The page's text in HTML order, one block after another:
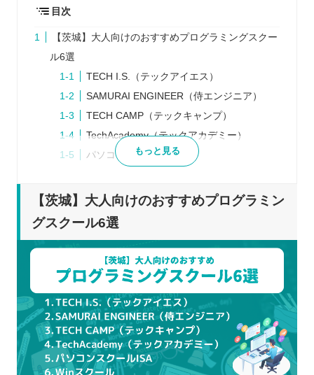
目次
【茨城】大人向けのおすすめプログラミングスクー
ル6選
TECH I.S.（テックアイエス）
SAMURAI ENGINEER（侍エンジニア）
TECH CAMP（テックキャンプ）
TechAcademy（テックアカデミー）
パソコンスクールISA
プログラミングスクールを検討するときの5つのポ
説明会などに参加して講師から話を聞く
口コミや体験談などリアルな声を参考にす
る
通える時間や料金を決める
プログラミングスクールを比較するときの5つのポ
イント
もっと見る
【茨城】大人向けのおすすめプログラミン
グスクール6選